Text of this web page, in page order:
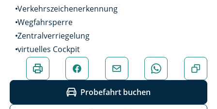
Verkehrszeichenerkennung
Wegfahrsperre
Zentralverriegelung
virtuelles Cockpit
Probefahrt buchen